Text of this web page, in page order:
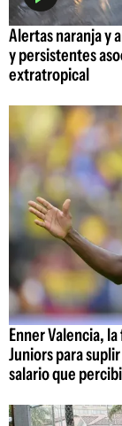
Alertas naranja y
y persistentes
extratropical
Enner Valencia,
Juniors para
salario que